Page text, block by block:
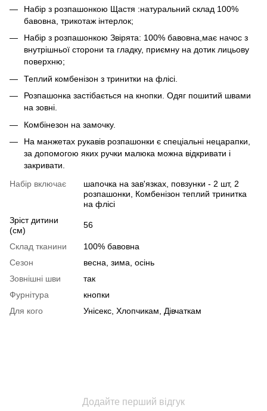
Набір з розпашонкою Щастя :натуральний склад 100%
бавовна, трикотаж інтерлок;
Набір з розпашонкою Звірята: 100% бавовна,має начос з
внутрішньої сторони та гладку, приємну на дотик лицьову
поверхню;
Теплий комбенізон з тринитки на флісі.
Розпашонка застібається на кнопки. Одяг пошитий швами
на зовні.
Комбінезон на замочку.
На манжетах рукавів розпашонки є спеціальні нецарапки,
за допомогою яких ручки малюка можна відкривати і
закривати.
Набір включає
шапочка на зав'язках, повзунки - 2 шт, 2
розпашонки, Комбенізон теплий тринитка
на флісі
Зріст дитини
(см)
56
Склад тканини
100% бавовна
Сезон
весна, зима, осінь
Зовнішні шви
так
Фурнітура
кнопки
Для кого
Унісекс, Хлопчикам, Дівчаткам
Додайте перший відгук